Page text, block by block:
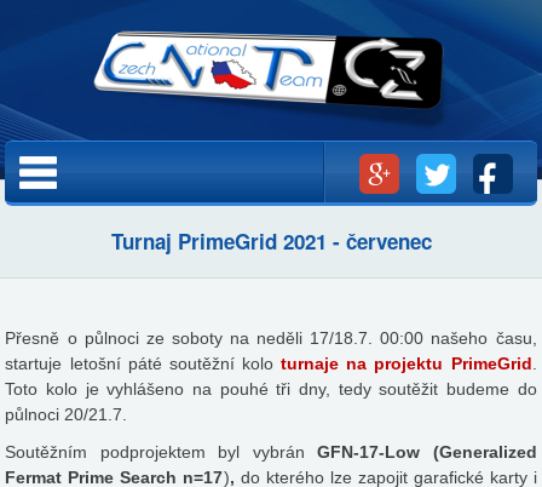
hlavnímu
obsahu
Hlavní menu
Turnaj PrimeGrid 2021 - červenec
Přesně o půlnoci ze soboty na neděli 17/18.7. 00:00 našeho času,
startuje letošní páté soutěžní koloturnaje na projektu PrimeGrid
Toto kolo je vyhlášeno na pouhé tři dny, tedy soutěžit budeme do
půlnoci 20/21.7.
Soutěžním podprojektem byl vybránGFN-17-Low
(Generalized
Fermat Prime Search n=17), do kterého lze zapojit garafické karty i